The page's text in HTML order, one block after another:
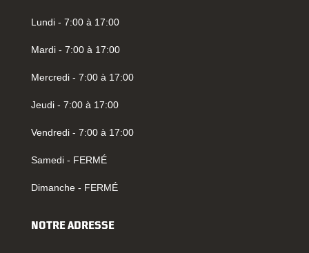
Lundi - 7:00 à 17:00
Mardi - 7:00 à 17:00
Mercredi - 7:00 à 17:00
Jeudi - 7:00 à 17:00
Vendredi - 7:00 à 17:00
Samedi - FERMÉ
Dimanche - FERMÉ
NOTRE ADRESSE